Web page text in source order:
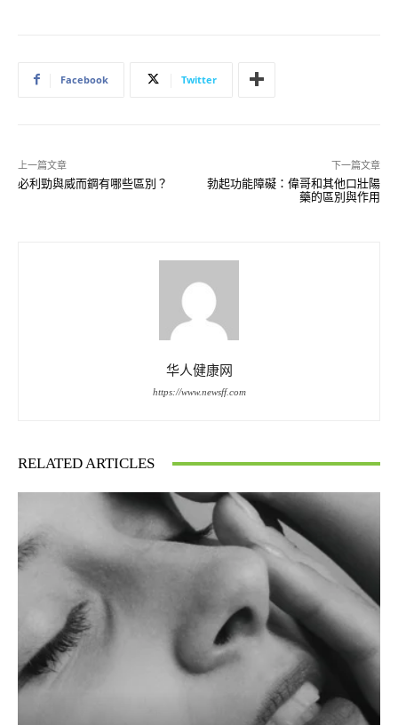
Facebook Twitter
上一篇文章
必利勁與威而鋼有哪些區別？
下一篇文章
勃起功能障礙：偉哥和其他口壯陽
藥的區別與作用
华人健康网
https://www.newsff.com
RELATED ARTICLES